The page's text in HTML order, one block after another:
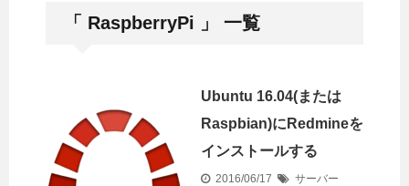
「 RaspberryPi 」 一覧
Ubuntu 16.04(または
Raspbian)にRedmineを
インストールする
2016/06/17
サーバー